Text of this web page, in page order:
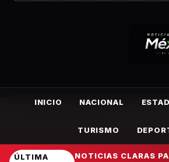
INICIO NACIONAL
TURISMO
ÚLTIMA
NOTICIAS CLARAS